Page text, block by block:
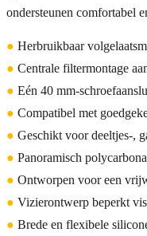
ondersteunen comfortabel
● Herbruikbaar
● Centrale filtermontage
● Eén 40 mm-
● Compatibel met
● Geschikt voor deeltjes-,
● Panoramisch
● Ontworpen voor een
● Vizierontwerp beperkt
● Brede en flexibele